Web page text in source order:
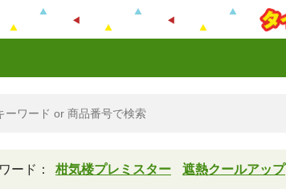
ード： 柑気楼プレミスター 遮熱クールアップ